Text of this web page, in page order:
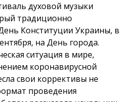
духовой музыки
традиционно
Конституции Украины, в
на День города.
ситуация в мире,
коронавирусной
свои коррективы не
проведения